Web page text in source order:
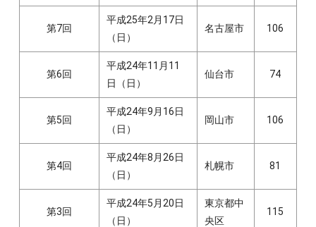
第7回
平成25年2月17日
（日）
名古屋市 106
第6回
平成24年11月11
日（日）
仙台市 74
第5回
平成24年9月16日
（日）
岡山市 106
第4回
平成24年8月26日
（日）
札幌市 81
第3回
平成24年5月20日
（日）
東京都中
央区
115